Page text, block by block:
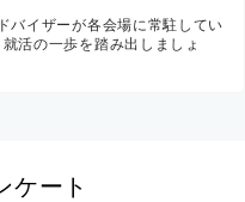
バイザーが各会場に常駐してい
活の一歩を踏み出しましょ
ケート